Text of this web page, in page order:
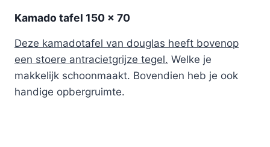
Kamado tafel 150 x 70
Deze kamadotafel van douglas heeft bovenop
een stoere antracietgrijze tegel. Welke je
makkelijk schoonmaakt. Bovendien heb je ook
handige opbergruimte.